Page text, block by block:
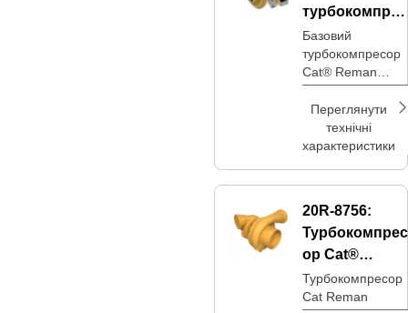
турбокомпрес
ор Reman
Базовий
турбокомпресор
Cat® Reman
TPS57D
Переглянути
технічні
характеристики
20R-8756:
Турбокомпрес
ор Cat®
Reman
Турбокомпресор
Cat Reman